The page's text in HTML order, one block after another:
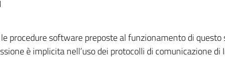
procedure software preposte al funzionamento di
è implicita nell’uso dei protocolli di comunicazione di